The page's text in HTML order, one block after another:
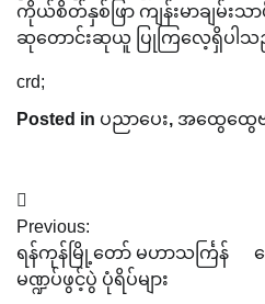
ကိုယ်စိတ်နှစ်ဖြာ ကျန်းမာချမ်းသာ
ဆုတောင်းဆုယူ ပြုကြလေ့ရှိပါသ
crd;
Posted in ပညာပေး, အထွေထွ
Post
navigation
Previous:
ရန်ကုန်မြို့တော် မဟာသင်္ကြန်
မဏ္ဍပ်ဖွင့်ပွဲ ပုံရိပ်များ